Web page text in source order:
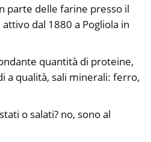
parte delle farine presso il
dal 1880 a Pogliola in
quantità di proteine,
a qualità, sali minerali: ferro,
o salati? no, sono al